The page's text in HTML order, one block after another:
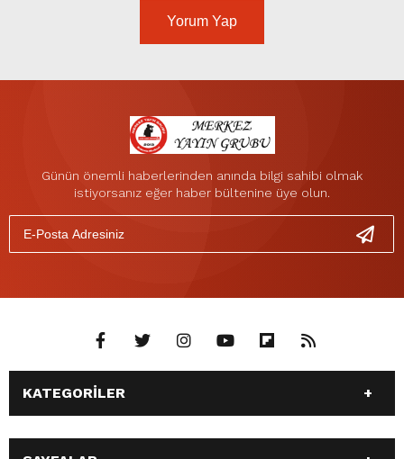
Yorum Yap
Günün önemli haberlerinden anında bilgi sahibi olmak
istiyorsanız eğer haber bültenine üye olun.
KATEGORİLER
ANASAYFA
GÜNDEM